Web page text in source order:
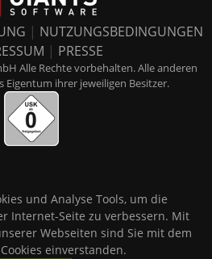
| NUTZUNGSBEDINGUNGEN
| PRESSE
Alle Rechte vorbehalten. Alle anderen
Eigentum ihrer jeweiligen Besitzer.
und Analyse Tools, um die
Internet-Seite zu verbessern. Mit
Webseiten sind Sie mit dem
einverstanden.